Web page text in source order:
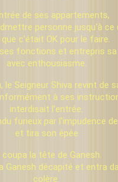
de ses appartements,
personne jusqu'à ce
c'était OK pour le faire.
fonctions et entrepris
avec enthousiasme.
le Seigneur Shiva revint de
à ses
interdisait l'entrée.
furieux par l'impudence
et tira son épée
coupa la tête de Ganesh.
Ganesh décapité et entra
colère.